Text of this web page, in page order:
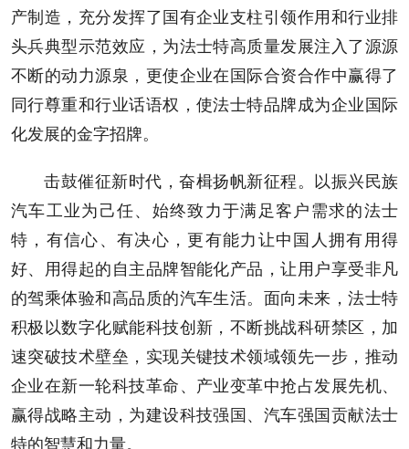
产制造，充分发挥了国有企业支柱引领作用和行业排
头兵典型示范效应，为法士特高质量发展注入了源源
不断的动力源泉，更使企业在国际合资合作中赢得了
同行尊重和行业话语权，使法士特品牌成为企业国际
化发展的金字招牌。
击鼓催征新时代，奋楫扬帆新征程。以振兴民族
汽车工业为己任、始终致力于满足客户需求的法士
特，有信心、有决心，更有能力让中国人拥有用得
好、用得起的自主品牌智能化产品，让用户享受非凡
的驾乘体验和高品质的汽车生活。面向未来，法士特
积极以数字化赋能科技创新，不断挑战科研禁区，加
速突破技术壁垒，实现关键技术领域领先一步，推动
企业在新一轮科技革命、产业变革中抢占发展先机、
赢得战略主动，为建设科技强国、汽车强国贡献法士
特的智慧和力量。